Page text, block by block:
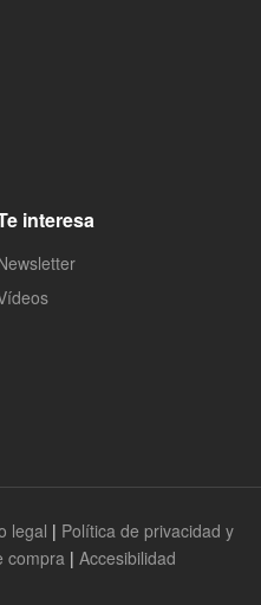
interesa
legal | Política de privacidad y
compra | Accesibilidad